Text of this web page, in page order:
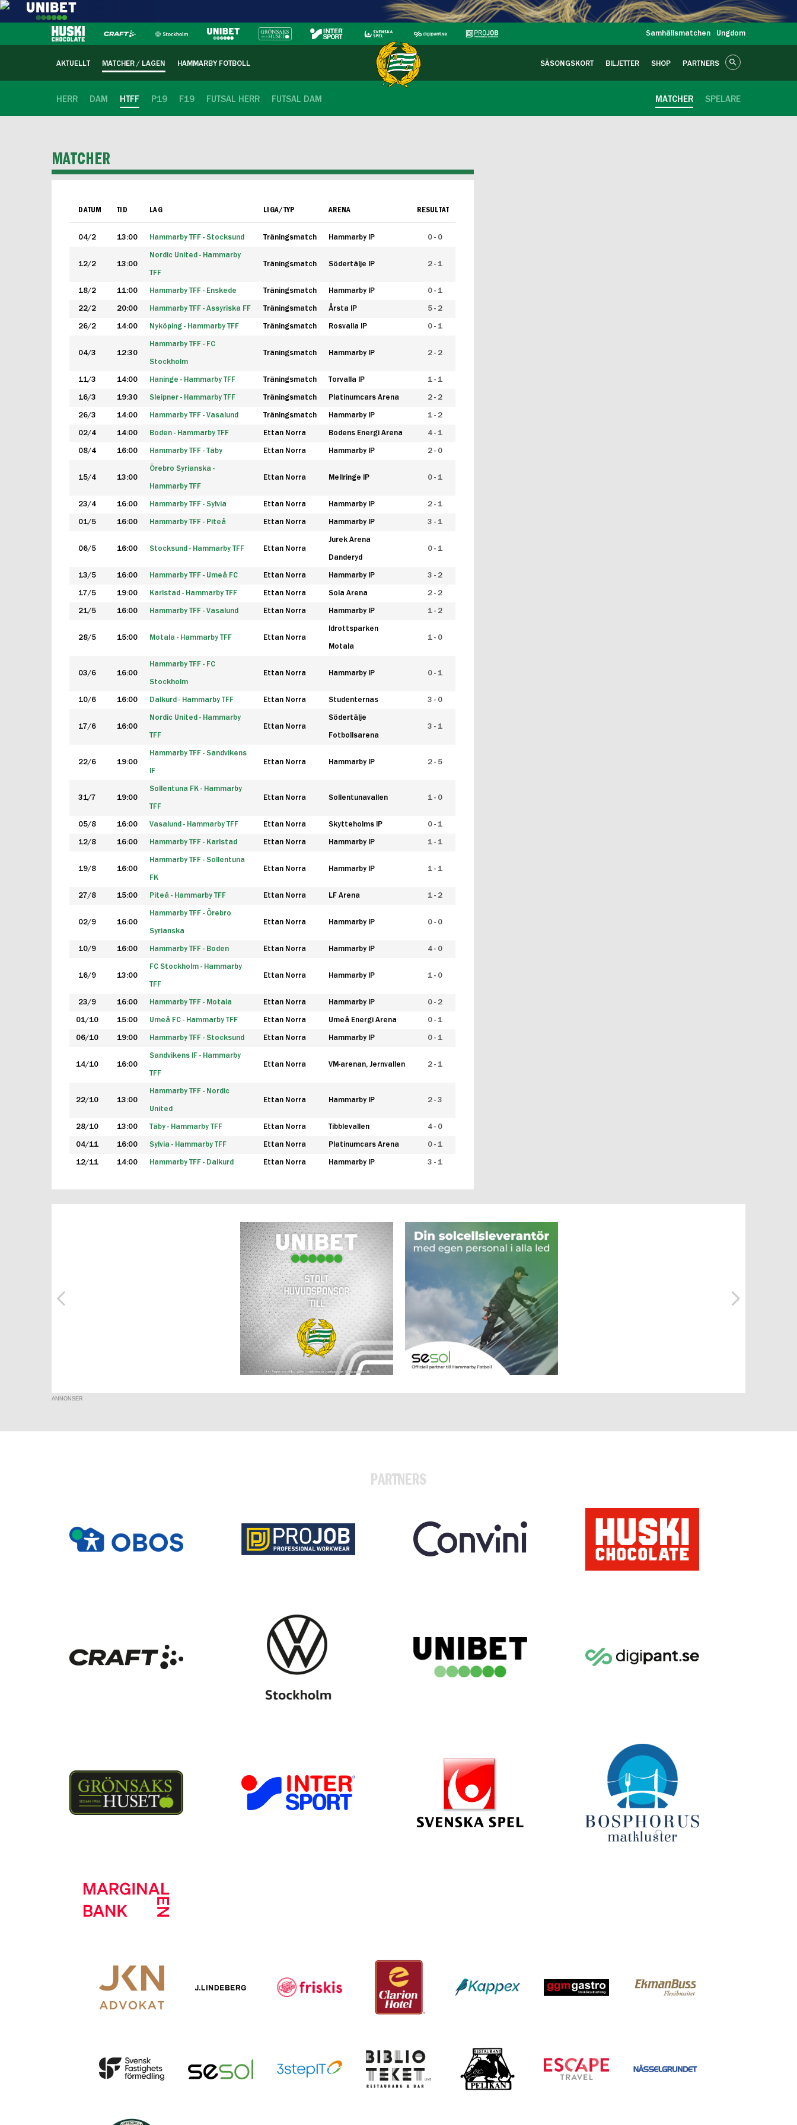
Samhällsmatchen Ungdom
AKTUELLT MATCHER / LAGEN HAMMARBY FOTBOLL SÄSONGSKORT BILJETTER SHOP PARTNERS
HERR DAM HTFF P19 F19 FUTSAL HERR FUTSAL DAM SPELARE
MATCHER
MATCHER
DATUM TID LAG LIGA/TYP ARENA RESULTAT
04/2 13:00 Hammarby TFF - Stocksund Träningsmatch Hammarby IP 0 - 0
12/2 13:00
Nordic United - Hammarby
TFF
Träningsmatch Södertälje IP 2 - 1
18/2 11:00 Hammarby TFF - Enskede Träningsmatch Hammarby IP 0 - 1
22/2 20:00 Hammarby TFF - Assyriska FF Träningsmatch Årsta IP 5 - 2
26/2 14:00 Nyköping - Hammarby TFF Träningsmatch Rosvalla IP 0 - 1
04/3 12:30
Hammarby TFF - FC
Stockholm
Träningsmatch Hammarby IP 2 - 2
11/3 14:00 Haninge - Hammarby TFF Träningsmatch Torvalla IP 1 - 1
16/3 19:30 Sleipner - Hammarby TFF Träningsmatch Platinumcars Arena 2 - 2
26/3 14:00 Hammarby TFF - Vasalund Träningsmatch Hammarby IP 1 - 2
02/4 14:00 Boden - Hammarby TFF Ettan Norra Bodens Energi Arena 4 - 1
08/4 16:00 Hammarby TFF - Täby Ettan Norra Hammarby IP 2 - 0
15/4 13:00
Örebro Syrianska -
Hammarby TFF
Ettan Norra Mellringe IP 0 - 1
23/4 16:00 Hammarby TFF - Sylvia Ettan Norra Hammarby IP 2 - 1
01/5 16:00 Hammarby TFF - Piteå Ettan Norra Hammarby IP 3 - 1
06/5 16:00 Stocksund - Hammarby TFF Ettan Norra
Jurek Arena
Danderyd
0 - 1
13/5 16:00 Hammarby TFF - Umeå FC Ettan Norra Hammarby IP 3 - 2
17/5 19:00 Karlstad - Hammarby TFF Ettan Norra Sola Arena 2 - 2
21/5 16:00 Hammarby TFF - Vasalund Ettan Norra Hammarby IP 1 - 2
28/5 15:00 Motala - Hammarby TFF Ettan Norra
Idrottsparken
Motala
1 - 0
03/6 16:00
Hammarby TFF - FC
Stockholm
Ettan Norra Hammarby IP 0 - 1
10/6 16:00 Dalkurd - Hammarby TFF Ettan Norra Studenternas 3 - 0
17/6 16:00
Nordic United - Hammarby
TFF
Ettan Norra
Södertälje
Fotbollsarena
3 - 1
22/6 19:00
Hammarby TFF - Sandvikens
IF
Ettan Norra Hammarby IP 2 - 5
31/7 19:00
Sollentuna FK - Hammarby
TFF
Ettan Norra Sollentunavallen 1 - 0
05/8 16:00 Vasalund - Hammarby TFF Ettan Norra Skytteholms IP 0 - 1
12/8 16:00 Hammarby TFF - Karlstad Ettan Norra Hammarby IP 1 - 1
19/8 16:00
Hammarby TFF - Sollentuna
FK
Ettan Norra Hammarby IP 1 - 1
27/8 15:00 Piteå - Hammarby TFF Ettan Norra LF Arena 1 - 2
02/9 16:00
Hammarby TFF - Örebro
Syrianska
Ettan Norra Hammarby IP 0 - 0
10/9 16:00 Hammarby TFF - Boden Ettan Norra Hammarby IP 4 - 0
16/9 13:00
FC Stockholm - Hammarby
TFF
Ettan Norra Hammarby IP 1 - 0
23/9 16:00 Hammarby TFF - Motala Ettan Norra Hammarby IP 0 - 2
01/10 15:00 Umeå FC - Hammarby TFF Ettan Norra Umeå Energi Arena 0 - 1
06/10 19:00 Hammarby TFF - Stocksund Ettan Norra Hammarby IP 0 - 1
14/10 16:00
Sandvikens IF - Hammarby
TFF
Ettan Norra VM-arenan, Jernvallen 2 - 1
22/10 13:00
Hammarby TFF - Nordic
United
Ettan Norra Hammarby IP 2 - 3
28/10 13:00 Täby - Hammarby TFF Ettan Norra Tibblevallen 4 - 0
04/11 16:00 Sylvia - Hammarby TFF Ettan Norra Platinumcars Arena 0 - 1
12/11 14:00 Hammarby TFF - Dalkurd Ettan Norra Hammarby IP 3 - 1
ANNONSER
PARTNERS